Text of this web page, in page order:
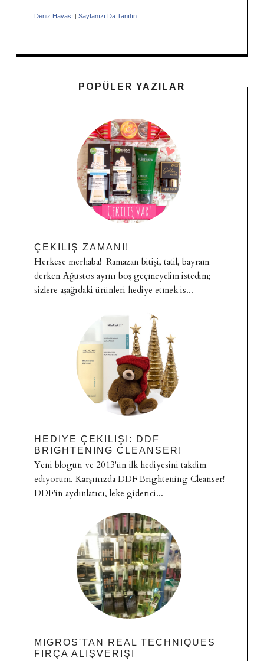
Deniz Havası | Sayfanızı Da Tanıtın
POPÜLER YAZILAR
ÇEKILIŞ ZAMANI!
Herkese merhaba! Ramazan bitişi, tatil, bayram
derken Ağustos ayını boş geçmeyelim istedim;
sizlere aşağıdaki ürünleri hediye etmek is...
HEDIYE ÇEKILIŞI: DDF
BRIGHTENING CLEANSER!
Yeni blogun ve 2013'ün ilk hediyesini takdim
ediyorum. Karşınızda DDF Brightening Cleanser!
DDF'in aydınlatıcı, leke giderici...
MIGROS'TAN REAL TECHNIQUES
FIRÇA ALIŞVERIŞI